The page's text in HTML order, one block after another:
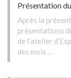
Présentation
Après la
présentations
de l’atelier
des mois …